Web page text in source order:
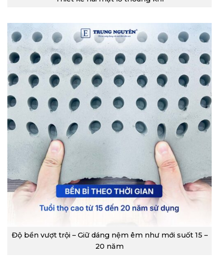
Độ bền vượt trội – Giữ dáng nệm êm như mới suốt 15 –
20 năm